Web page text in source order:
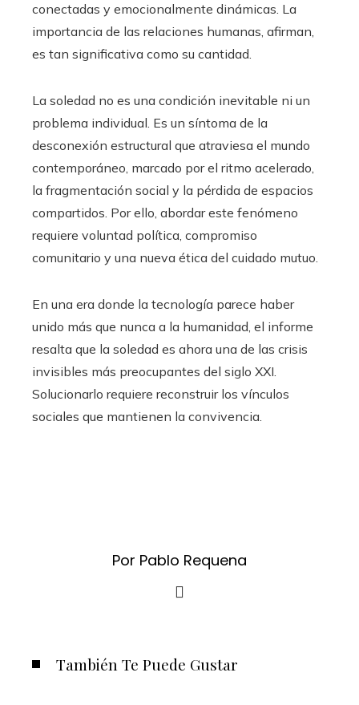
conectadas y emocionalmente dinámicas. La
importancia de las relaciones humanas, afirman,
es tan significativa como su cantidad.
La soledad no es una condición inevitable ni un
problema individual. Es un síntoma de la
desconexión estructural que atraviesa el mundo
contemporáneo, marcado por el ritmo acelerado,
la fragmentación social y la pérdida de espacios
compartidos. Por ello, abordar este fenómeno
requiere voluntad política, compromiso
comunitario y una nueva ética del cuidado mutuo.
En una era donde la tecnología parece haber
unido más que nunca a la humanidad, el informe
resalta que la soledad es ahora una de las crisis
invisibles más preocupantes del siglo XXI.
Solucionarlo requiere reconstruir los vínculos
sociales que mantienen la convivencia.
Por Pablo Requena
También Te Puede Gustar